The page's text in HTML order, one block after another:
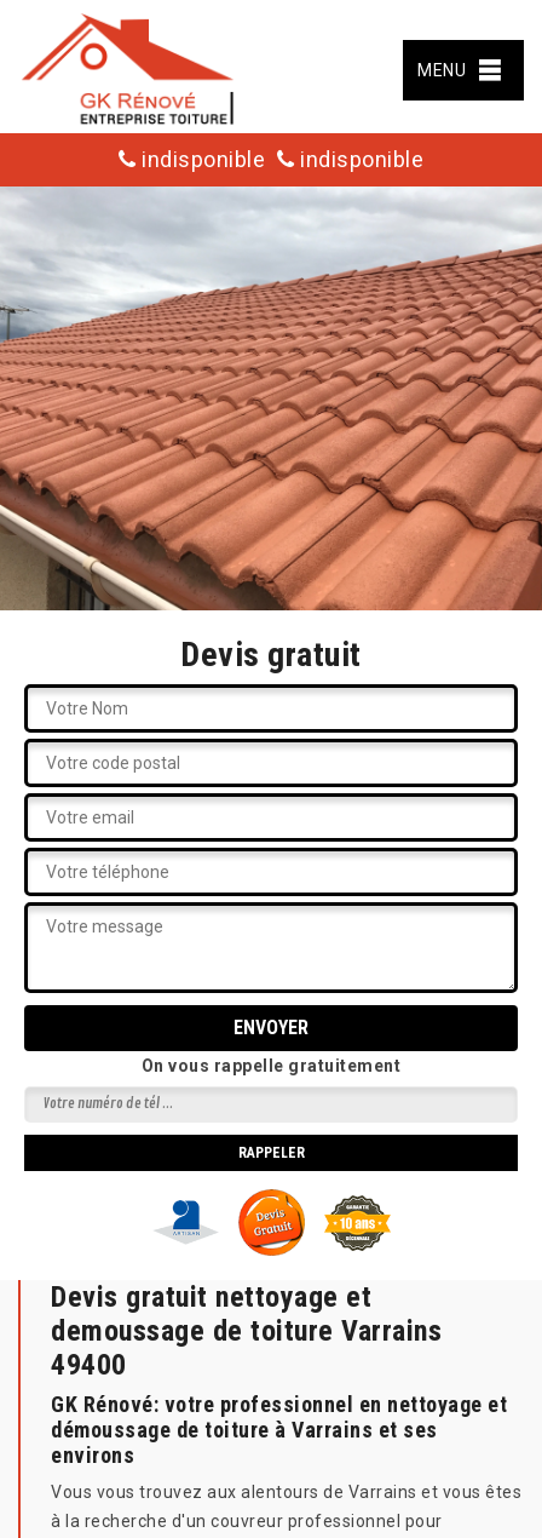
MENU
indisponible indisponible
Devis gratuit
On vous rappelle gratuitement
Devis gratuit nettoyage et
demoussage de toiture Varrains
49400
GK Rénové: votre professionnel en nettoyage et
démoussage de toiture à Varrains et ses
environs
Vous vous trouvez aux alentours de Varrains et vous êtes
à la recherche d'un couvreur professionnel pour